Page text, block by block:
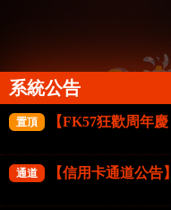
系統公告
置頂 【FK57狂歡周年
通道 【信用卡通道公告】